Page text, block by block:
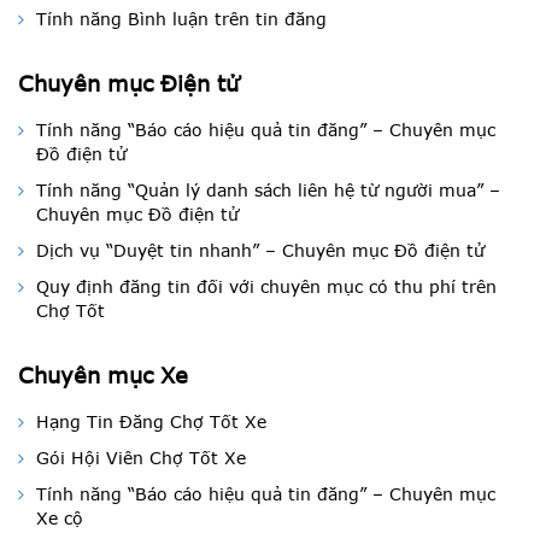
Tính năng Bình luận trên tin đăng
Chuyên mục Điện tử
Tính năng “Báo cáo hiệu quả tin đăng” – Chuyên mục
Đồ điện tử
Tính năng “Quản lý danh sách liên hệ từ người mua” –
Chuyên mục Đồ điện tử
Dịch vụ “Duyệt tin nhanh” – Chuyên mục Đồ điện tử
Quy định đăng tin đối với chuyên mục có thu phí trên
Chợ Tốt
Chuyên mục Xe
Hạng Tin Đăng Chợ Tốt Xe
Gói Hội Viên Chợ Tốt Xe
Tính năng “Báo cáo hiệu quả tin đăng” – Chuyên mục
Xe cộ